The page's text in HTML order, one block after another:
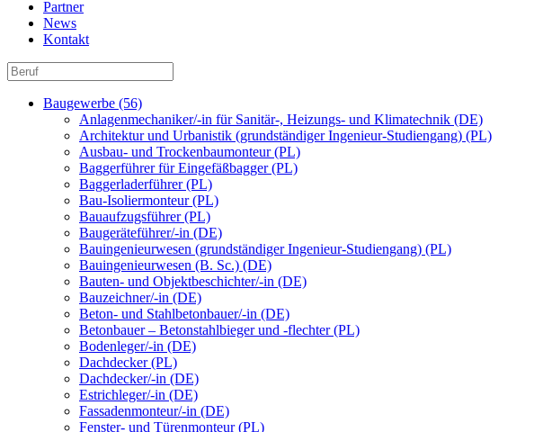
Partner
News
Kontakt
Baugewerbe (56)
Anlagenmechaniker/-in für Sanitär-, Heizungs- und Klimatechnik (DE)
Architektur und Urbanistik (grundständiger Ingenieur-Studiengang) (PL)
Ausbau- und Trockenbaumonteur (PL)
Baggerführer für Eingefäßbagger (PL)
Baggerladerführer (PL)
Bau-Isoliermonteur (PL)
Bauaufzugsführer (PL)
Baugeräteführer/-in (DE)
Bauingenieurwesen (grundständiger Ingenieur-Studiengang) (PL)
Bauingenieurwesen (B. Sc.) (DE)
Bauten- und Objektbeschichter/-in (DE)
Bauzeichner/-in (DE)
Beton- und Stahlbetonbauer/-in (DE)
Betonbauer – Betonstahlbieger und -flechter (PL)
Bodenleger/-in (DE)
Dachdecker (PL)
Dachdecker/-in (DE)
Estrichleger/-in (DE)
Fassadenmonteur/-in (DE)
Fenster- und Türenmonteur (PL)